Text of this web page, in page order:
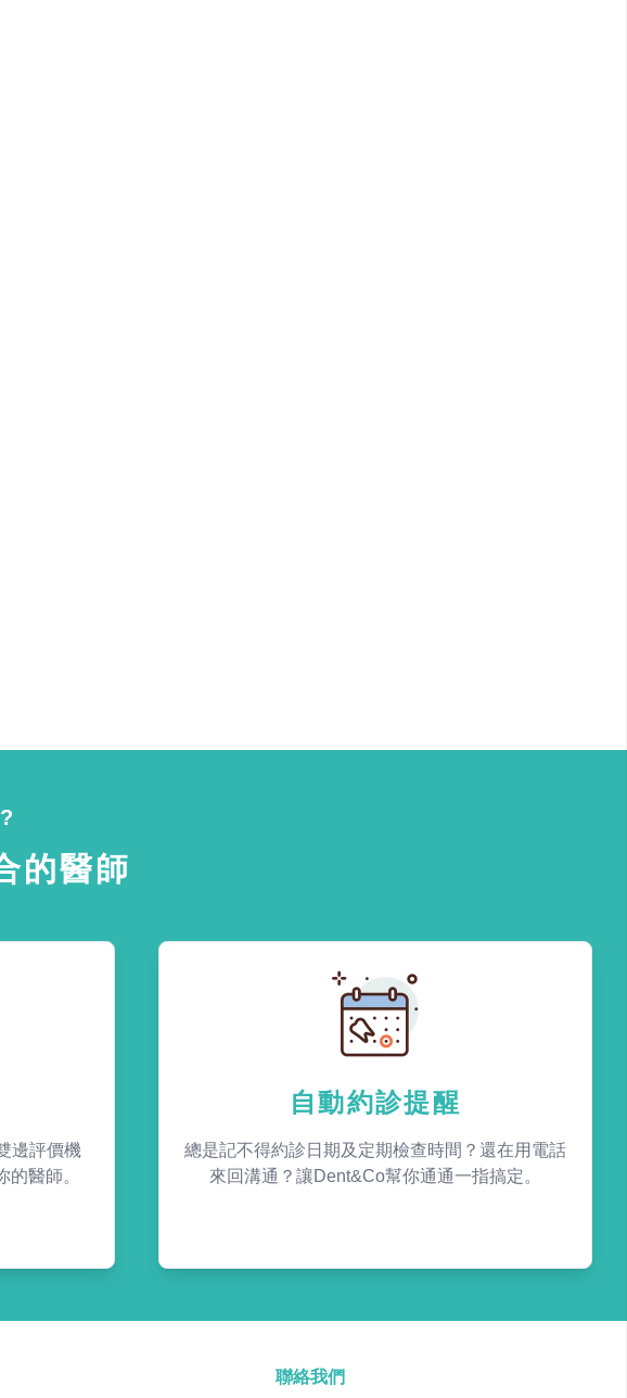
的醫師
邊評價機
醫師。
自動約診提醒
總是記不得約診日期及定期檢查時間？還在用電話
來回溝通？讓Dent&Co幫你通通一指搞定。
聯絡我們